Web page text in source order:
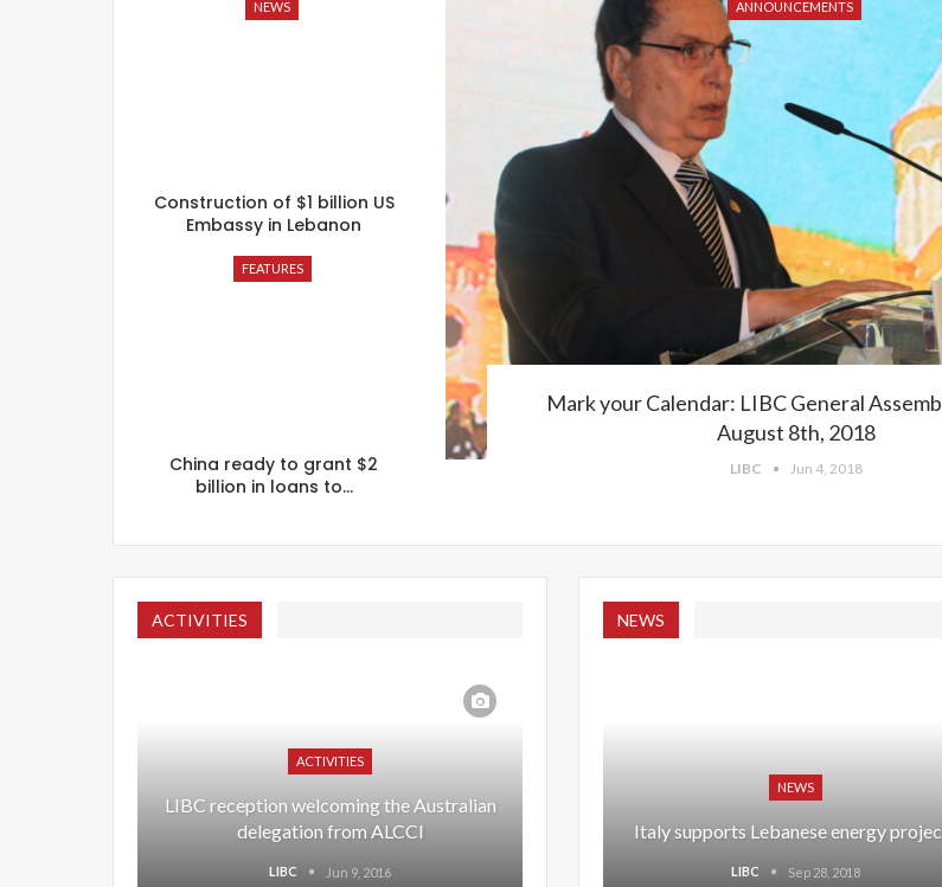
ANNOUNCEMENTS
Mark your Calendar: LIBC General
August 8th, 2018
LIBC Jun 4, 2018
NEWS
Construction of $1 billion US
Embassy in Lebanon
FEATURES
China ready to grant $2
billion in loans to…
ACTIVITIES
ACTIVITIES
LIBC reception welcoming the Australian
delegation from ALCCI
LIBC Jun 9, 2016
NEWS
NEWS
Italy supports Lebanese energy
LIBC Sep 28, 2018